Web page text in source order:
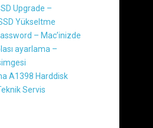
Upgrade –
Yükseltme
– Mac’inizde
ayarlama –
A1398 Harddisk
Servis